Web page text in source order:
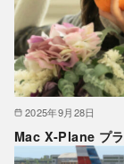
2025年9月28日
Mac X-Plane プ